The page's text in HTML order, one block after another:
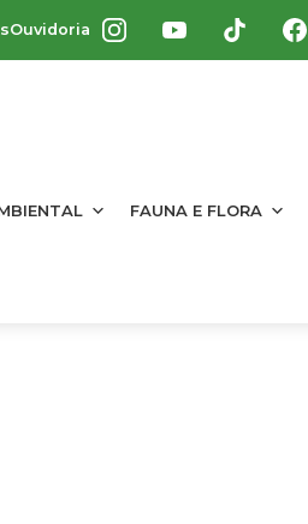
Ouvidoria
FAUNA E FLORA